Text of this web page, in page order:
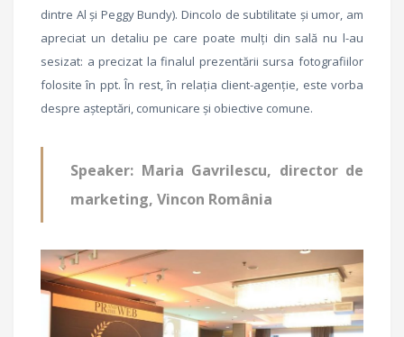
dintre Al și Peggy Bundy). Dincolo de subtilitate și umor, am
apreciat un detaliu pe care poate mulți din sală nu l-au
sesizat: a precizat la finalul prezentării sursa fotografiilor
folosite în ppt. În rest, în relația client-agenție, este vorba
despre așteptări, comunicare și obiective comune.
Speaker: Maria Gavrilescu, director de
marketing, Vincon România